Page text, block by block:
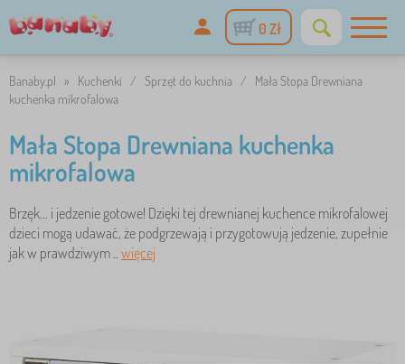
0 Zł
Banaby.pl » Kuchenki / Sprzęt do kuchnia /
Mała Stopa Drewniana
kuchenka mikrofalowa
Mała Stopa Drewniana kuchenka
mikrofalowa
Brzęk... i jedzenie gotowe! Dzięki tej drewnianej kuchence mikrofalowej
dzieci mogą udawać, że podgrzewają i przygotowują jedzenie, zupełnie
jak w prawdziwym .. więcej